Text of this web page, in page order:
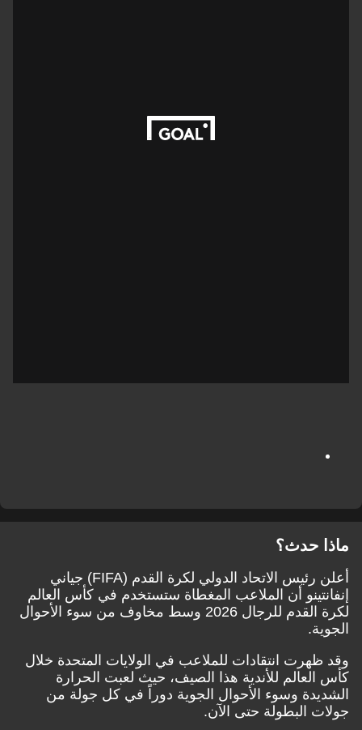
ماذا حدث؟
أعلن رئيس الاتحاد الدولي لكرة القدم (FIFA) جياني
إنفانتينو أن الملاعب المغطاة ستستخدم في كأس العالم
لكرة القدم للرجال 2026 وسط مخاوف من سوء الأحوال
الجوية.
وقد ظهرت انتقادات للملاعب في الولايات المتحدة خلال
كأس العالم للأندية هذا الصيف، حيث لعبت الحرارة
الشديدة وسوء الأحوال الجوية دوراً في كل جولة من
جولات البطولة حتى الآن.